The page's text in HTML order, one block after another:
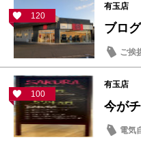
120
有玉店
ブロ
ご挨
100
有玉店
今が
電気